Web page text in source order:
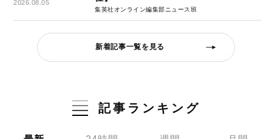
2026.08.05
集英社オンライン編集部ニュース班
新着記事一覧を見る
記事ランキング